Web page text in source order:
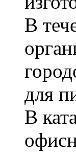
В
для
В